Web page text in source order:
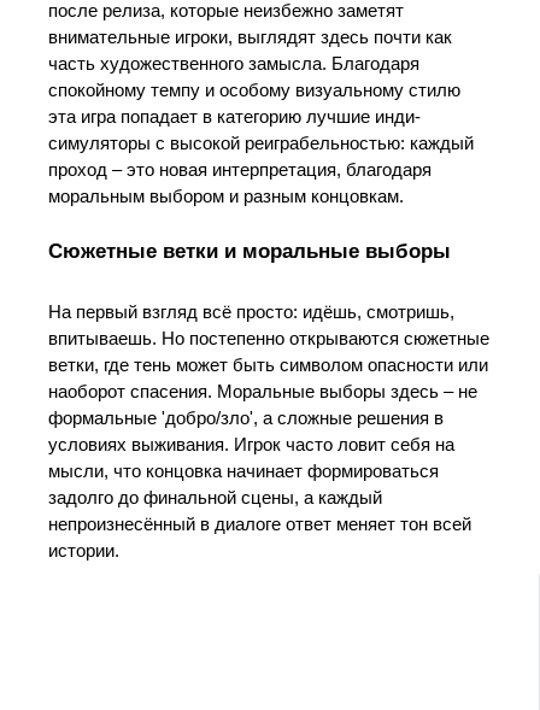
после релиза, которые неизбежно заметят
внимательные игроки, выглядят здесь почти как
часть художественного замысла. Благодаря
спокойному темпу и особому визуальному стилю
эта игра попадает в категорию лучшие инди-
симуляторы с высокой реиграбельностью: каждый
проход – это новая интерпретация, благодаря
моральным выбором и разным концовкам.
Сюжетные ветки и моральные выборы
На первый взгляд всё просто: идёшь, смотришь,
впитываешь. Но постепенно открываются сюжетные
ветки, где тень может быть символом опасности или
наоборот спасения. Моральные выборы здесь – не
формальные 'добро/зло', а сложные решения в
условиях выживания. Игрок часто ловит себя на
мысли, что концовка начинает формироваться
задолго до финальной сцены, а каждый
непроизнесённый в диалоге ответ меняет тон всей
истории.